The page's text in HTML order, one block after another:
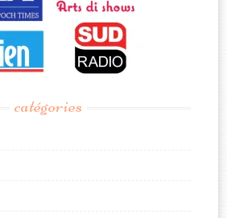
catégories